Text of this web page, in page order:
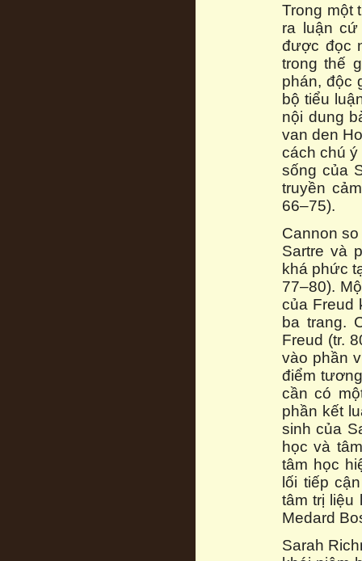
Trong một
ra luận
được đọc
trong thế
phán, độc
bộ tiểu
nội dung
van den
cách chú
sống của
truyền
66–75).
Cannon
Sartre và
khá phức
77–80).
của Freud
ba trang.
Freud (tr.
vào phần
điểm
cần có
phần kết
sinh của
học và
tâm học
lối tiếp
tâm trị liệu
Medard
Sarah